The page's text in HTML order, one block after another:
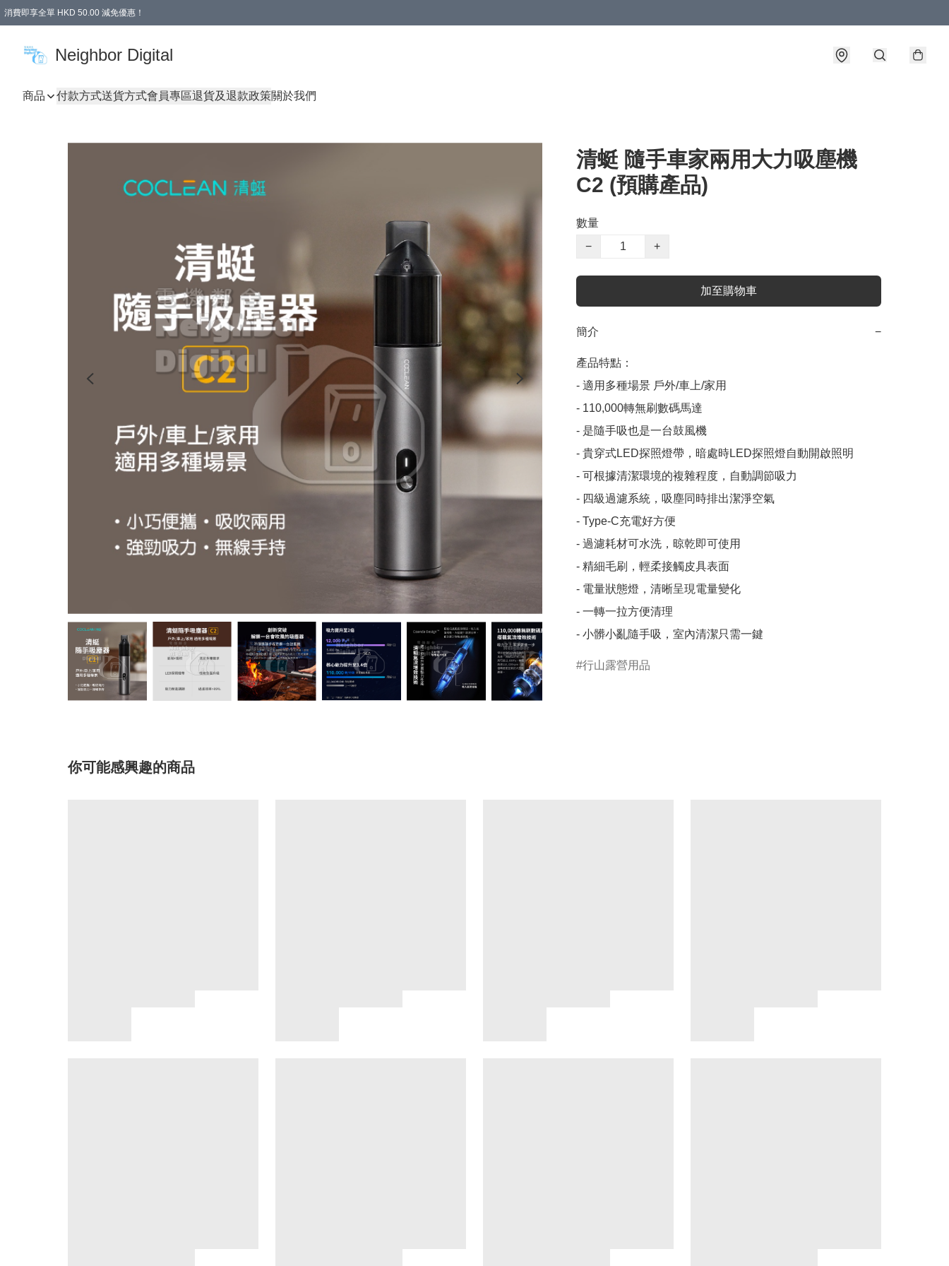
消費即享全單 HKD 50.00 減免優惠！
Neighbor Digital
商品 付款方式送貨方式會員專區退貨及退款政策關於我們
清蜓 隨手車家兩用大力吸塵機
C2 (預購產品)
數量
−
+
加至購物車
簡介 −
產品特點：
- 適用多種場景 戶外/車上/家用
- 110,000轉無刷數碼馬達
- 是隨手吸也是一台鼓風機
- 貴穿式LED探照燈帶，暗處時LED探照燈自動開啟照明
- 可根據清潔環境的複雜程度，自動調節吸力
- 四級過濾系統，吸塵同時排出潔淨空氣
- Type-C充電好方便
- 過濾耗材可水洗，晾乾即可使用
- 精細毛刷，輕柔接觸皮具表面
- 電量狀態燈，清晰呈現電量變化
- 一轉一拉方便清理
- 小髒小亂隨手吸，室內清潔只需一鍵
行山露營用品
你可能感興趣的商品